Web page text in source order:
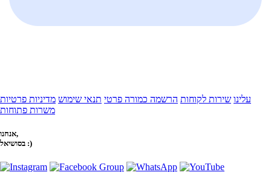
עלינו שירות לקוחות הרשמה כמורה פרטי תנאי שימוש מדיניות פרטיות
משרות פתוחות
אנחנו,
בסושיאל :)